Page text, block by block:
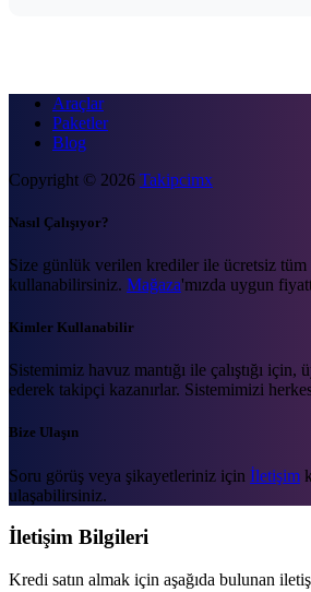
Araçlar
Paketler
Blog
Copyright © 2026 Takipcimx
Nasıl Çalışıyor?
Size günlük verilen krediler ile ücretsiz tüm
kullanabilirsiniz. Mağaza'mızda uygun
Kimler Kullanabilir
Sistemimiz havuz mantığı ile çalıştığı
ederek takipçi kazanırlar. Sistemimizi
Bize Ulaşın
Soru görüş veya şikayetleriniz için İletişim
ulaşabilirsiniz.
İletişim Bilgileri
Kredi satın almak için aşağıda bulunan